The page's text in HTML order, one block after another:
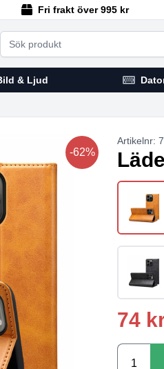
Fri frakt över 995 kr
Search
& Ljud
-62%
Artikelnr:
74